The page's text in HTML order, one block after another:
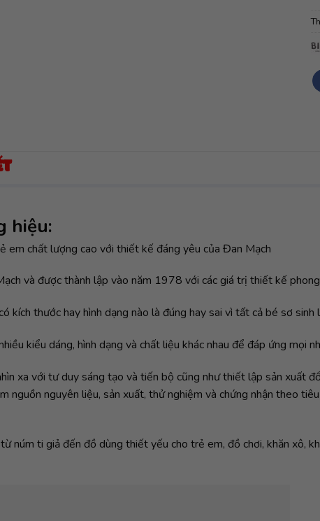
hiệu:
em chất lượng cao với thiết kế đáng yêu của Đan Mạch
và được thành lập vào năm 1978 với các giá trị thiết kế phong
kích thước hay hình dạng nào là đúng hay sai vì tất cả bé sơ
kiểu dáng, hình dạng và chất liệu khác nhau để đáp ứng mọi
xa với tư duy sáng tạo và tiến bộ cũng như thiết lập sản xuất
nguồn nguyên liệu, sản xuất, thử nghiệm và chứng nhận theo
núm ti giả đến đồ dùng thiết yếu cho trẻ em, đồ chơi, khăn xô,